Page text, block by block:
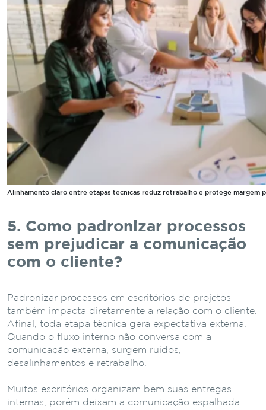
Alinhamento claro entre etapas técnicas reduz retrabalho e protege margem
5. Como padronizar processos
sem prejudicar a comunicação
com o cliente?
Padronizar processos em escritórios de projetos
também impacta diretamente a relação com o cliente.
Afinal, toda etapa técnica gera expectativa externa.
Quando o fluxo interno não conversa com a
comunicação externa, surgem ruídos,
desalinhamentos e retrabalho.
Muitos escritórios organizam bem suas entregas
internas, porém deixam a comunicação espalhada